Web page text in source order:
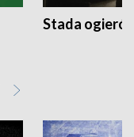
Stada